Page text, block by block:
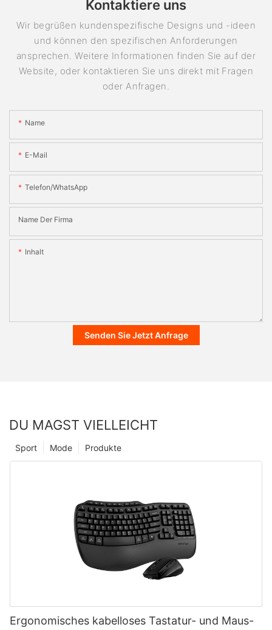
Kontaktiere uns
Wir begrüßen kundenspezifische Designs und -ideen
und können den spezifischen Anforderungen
ansprechen. Weitere Informationen finden Sie auf der
Website, oder kontaktieren Sie uns direkt mit Fragen
oder Anfragen.
Name
E-Mail
Telefon/WhatsApp
Name Der Firma
Inhalt
Senden Sie Jetzt Anfrage
DU MAGST VIELLEICHT
Produkte
Mode
Sport
Ergonomisches kabelloses Tastatur- und Maus-